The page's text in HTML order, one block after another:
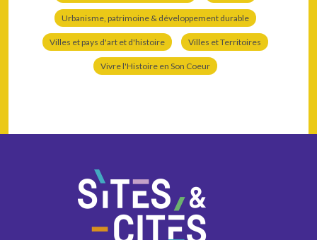
Urbanisme, patrimoine & développement durable
Villes et pays d'art et d'histoire Villes et Territoires
Vivre l'Histoire en Son Coeur